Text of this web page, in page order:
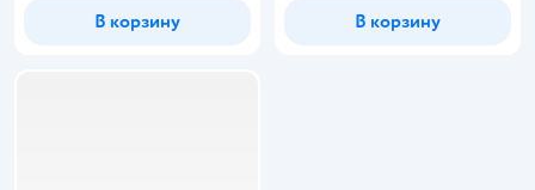
В корзину В корзину